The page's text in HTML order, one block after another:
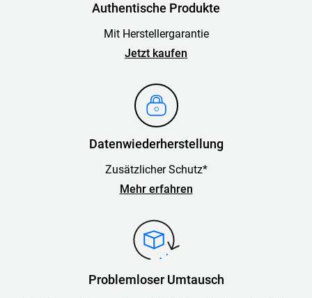
Authentische Produkte
Mit Herstellergarantie
Jetzt kaufen
Datenwiederherstellung
Zusätzlicher Schutz*
Mehr erfahren
Problemloser Umtausch